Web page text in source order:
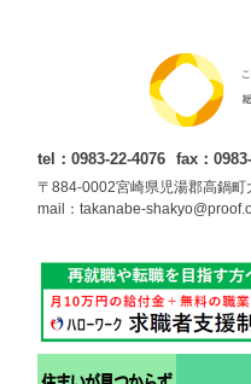
tel：0983-22-4076 fax：
〒884-0002宮崎県児湯郡高鍋町
mail：takanabe-